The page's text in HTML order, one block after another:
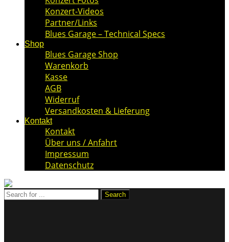
Konzert-Videos
Partner/Links
Blues Garage – Technical Specs
Shop
Blues Garage Shop
Warenkorb
Kasse
AGB
Widerruf
Versandkosten & Lieferung
Kontakt
Kontakt
Über uns / Anfahrt
Impressum
Datenschutz